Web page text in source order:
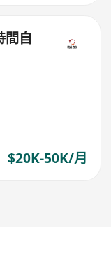
間自
$20K-50K/月